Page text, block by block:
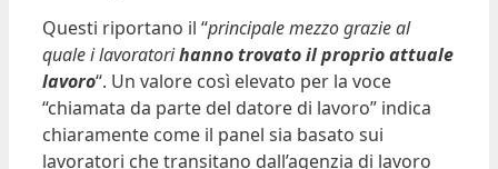
Questi riportano il “principale mezzo grazie al
quale i lavoratorihanno trovato il proprio attuale
lavoro“. Un valore così elevato per la voce
“chiamata da parte del datore di lavoro” indica
chiaramente come il panel sia basato sui
lavoratori che transitano dall’agenzia di lavoro